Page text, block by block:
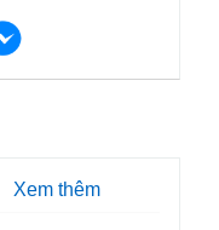
Xem thêm